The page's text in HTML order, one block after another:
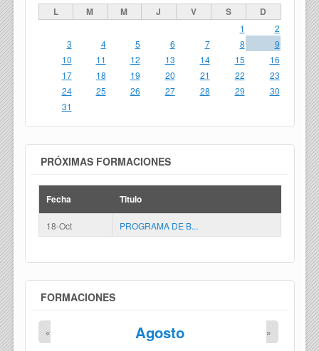
L M M J V S D
1
2
3
4 5 6 7 8
9
10
11 12 13 14 15
16
17
18 19 20 21 22
23
24
25 26 27 28 29
30
31
PRÓXIMAS FORMACIONES
Fecha Titulo
18-Oct PROGRAMA DE B...
FORMACIONES
Agosto
« »